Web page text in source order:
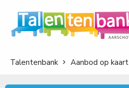
Talentenbank Aanbod op kaart